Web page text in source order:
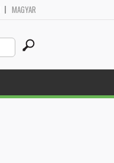
MAGYAR
Search
this
site